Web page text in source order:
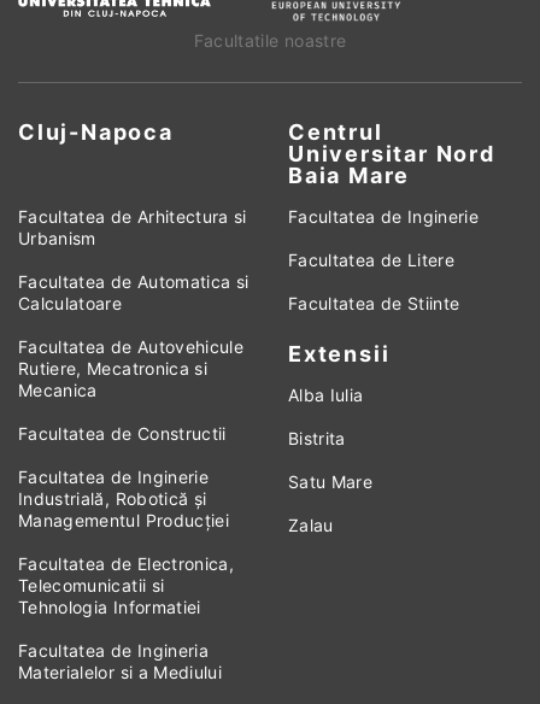
Facultatile noastre
Cluj-Napoca
Centrul
Universitar Nord
Baia Mare
Facultatea de Arhitectura si
Urbanism
Facultatea de Automatica si
Calculatoare
Facultatea de Autovehicule
Rutiere, Mecatronica si
Mecanica
Facultatea de Constructii
Facultatea de Inginerie
Industrială, Robotică și
Managementul Producției
Facultatea de Electronica,
Telecomunicatii si
Tehnologia Informatiei
Facultatea de Ingineria
Materialelor si a Mediului
Facultatea de Inginerie
Facultatea de Litere
Facultatea de Stiinte
Extensii
Alba Iulia
Bistrita
Satu Mare
Zalau